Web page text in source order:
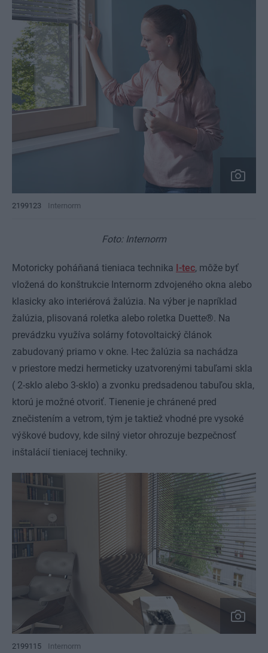
2199123 Internorm
Foto: Internorm
Motoricky poháňaná tieniaca technika I-tec, môže byť
vložená do konštrukcie Internorm zdvojeného okna alebo
klasicky ako interiérová žalúzia. Na výber je napríklad
žalúzia, plisovaná roletka alebo roletka Duette®. Na
prevádzku využíva solárny fotovoltaický článok
zabudovaný priamo v okne. I-tec žalúzia sa nachádza
v priestore medzi hermeticky uzatvorenými tabuľami skla
( 2-sklo alebo 3-sklo) a zvonku predsadenou tabuľou skla,
ktorú je možné otvoriť. Tienenie je chránené pred
znečistením a vetrom, tým je taktiež vhodné pre vysoké
výškové budovy, kde silný vietor ohrozuje bezpečnosť
inštalácií tieniacej techniky.
2199115 Internorm